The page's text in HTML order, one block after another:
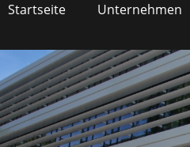
Startseite Unternehmen